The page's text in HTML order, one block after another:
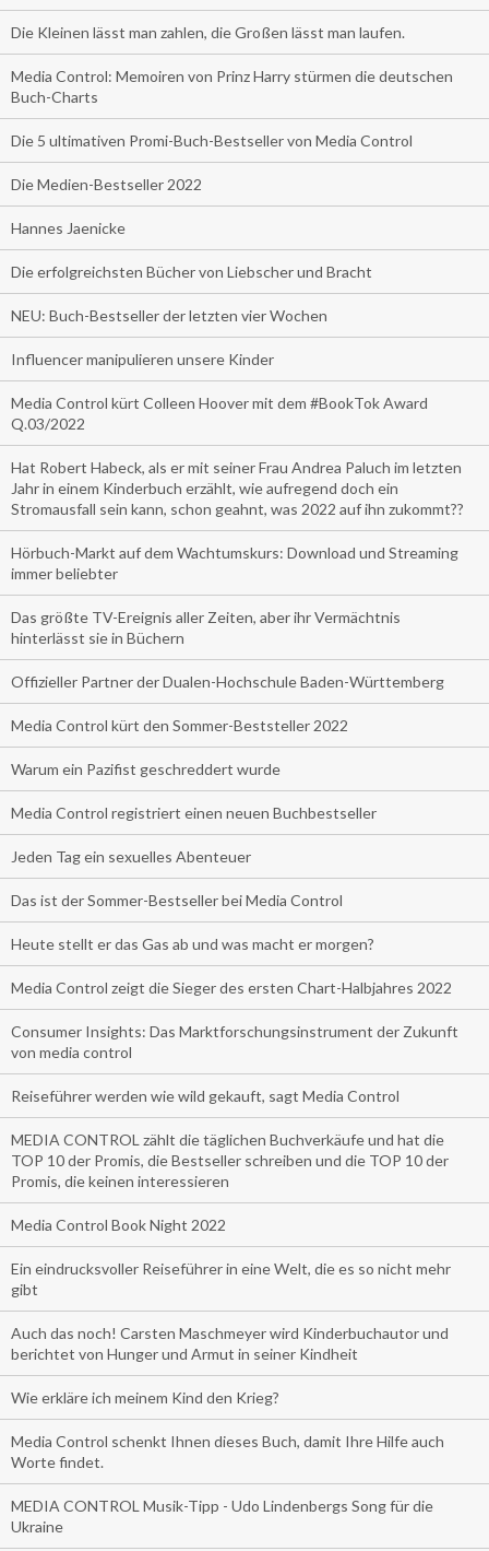
Die Kleinen lässt man zahlen, die Großen lässt man laufen.
Media Control: Memoiren von Prinz Harry stürmen die deutschen
Buch-Charts
Die 5 ultimativen Promi-Buch-Bestseller von Media Control
Die Medien-Bestseller 2022
Hannes Jaenicke
Die erfolgreichsten Bücher von Liebscher und Bracht
NEU: Buch-Bestseller der letzten vier Wochen
Influencer manipulieren unsere Kinder
Media Control kürt Colleen Hoover mit dem #BookTok Award
Q.03/2022
Hat Robert Habeck, als er mit seiner Frau Andrea Paluch im letzten
Jahr in einem Kinderbuch erzählt, wie aufregend doch ein
Stromausfall sein kann, schon geahnt, was 2022 auf ihn zukommt??
Hörbuch-Markt auf dem Wachtumskurs: Download und Streaming
immer beliebter
Das größte TV-Ereignis aller Zeiten, aber ihr Vermächtnis
hinterlässt sie in Büchern
Offizieller Partner der Dualen-Hochschule Baden-Württemberg
Media Control kürt den Sommer-Beststeller 2022
Warum ein Pazifist geschreddert wurde
Media Control registriert einen neuen Buchbestseller
Jeden Tag ein sexuelles Abenteuer
Das ist der Sommer-Bestseller bei Media Control
Heute stellt er das Gas ab und was macht er morgen?
Media Control zeigt die Sieger des ersten Chart-Halbjahres 2022
Consumer Insights: Das Marktforschungsinstrument der Zukunft
von media control
Reiseführer werden wie wild gekauft, sagt Media Control
MEDIA CONTROL zählt die täglichen Buchverkäufe und hat die
TOP 10 der Promis, die Bestseller schreiben und die TOP 10 der
Promis, die keinen interessieren
Media Control Book Night 2022
Ein eindrucksvoller Reiseführer in eine Welt, die es so nicht mehr
gibt
Auch das noch! Carsten Maschmeyer wird Kinderbuchautor und
berichtet von Hunger und Armut in seiner Kindheit
Wie erkläre ich meinem Kind den Krieg?
Media Control schenkt Ihnen dieses Buch, damit Ihre Hilfe auch
Worte findet.
MEDIA CONTROL Musik-Tipp - Udo Lindenbergs Song für die
Ukraine